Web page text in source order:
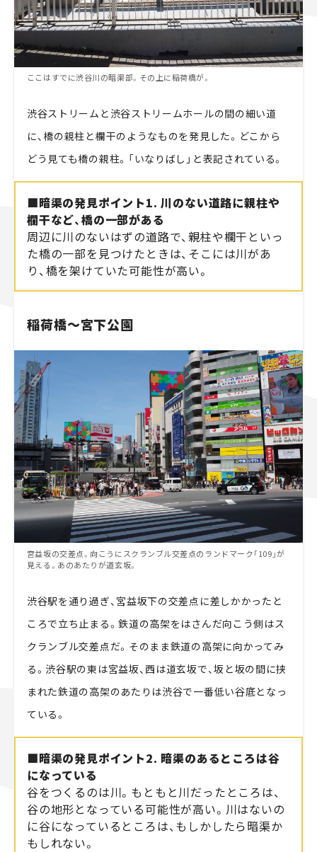
ここはすでに渋谷川の暗渠部。その上に稲荷橋が。
渋谷ストリームと渋谷ストリームホールの間の細い道
に、橋の親柱と欄干のようなものを発見した。どこから
どう見ても橋の親柱。「いなりばし」と表記されている。
■暗渠の発見ポイント1. 川のない道路に親柱や
欄干など、橋の一部がある
周辺に川のないはずの道路で、親柱や欄干といっ
た橋の一部を見つけたときは、そこには川があ
り、橋を架けていた可能性が高い。
稲荷橋～宮下公園
宮益坂の交差点。向こうにスクランブル交差点のランドマーク「109」が
見える。あのあたりが道玄坂。
渋谷駅を通り過ぎ、宮益坂下の交差点に差しかかったと
ころで立ち止まる。鉄道の高架をはさんだ向こう側はス
クランブル交差点だ。そのまま鉄道の高架に向かってみ
る。渋谷駅の東は宮益坂、西は道玄坂で、坂と坂の間に挟
まれた鉄道の高架のあたりは渋谷で一番低い谷底となっ
ている。
■暗渠の発見ポイント2. 暗渠のあるところは谷
になっている
谷をつくるのは川。もともと川だったところは、
谷の地形となっている可能性が高い。川はないの
に谷になっているところは、もしかしたら暗渠か
もしれない。